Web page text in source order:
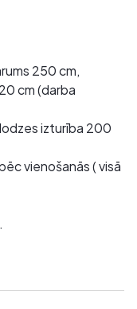
250 cm,
cm (darba
izturība 200
vienošanās ( visā